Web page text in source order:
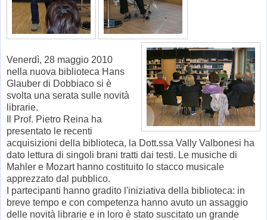
Venerdì, 28 maggio 2010
nella nuova biblioteca Hans
Glauber di Dobbiaco si è
svolta una serata sulle novità
librarie.
Il Prof. Pietro Reina ha
presentato le recenti
acquisizioni della biblioteca, la Dott.ssa Vally Valbonesi ha
dato lettura di singoli brani tratti dai testi. Le musiche di
Mahler e Mozart hanno costituito lo stacco musicale
apprezzato dal pubblico.
I partecipanti hanno gradito l'iniziativa della biblioteca: in
breve tempo e con competenza hanno avuto un assaggio
delle novità librarie e in loro è stato suscitato un grande